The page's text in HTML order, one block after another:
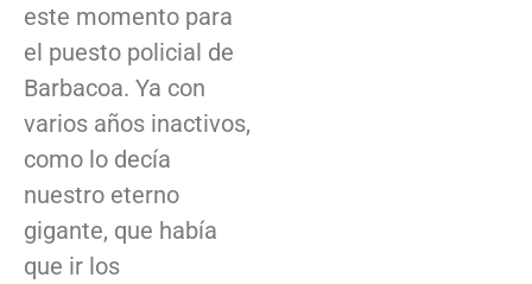
este momento para
el puesto policial de
Barbacoa. Ya con
varios años inactivos,
como lo decía
nuestro eterno
gigante, que había
que ir los